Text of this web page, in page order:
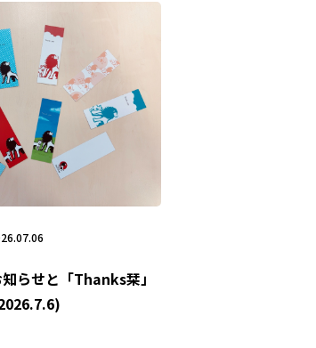
らせと「Thanks栞」